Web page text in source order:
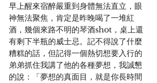
早上醒來宿醉嚴重到身體無法直立，眼
神無法聚焦，肯定是昨晚喝了一堆紅
酒，幾個來路不明的琴酒shot，桌上還
有剩下半瓶的威士忌。記不得說了什麼
糟糕的話，但記得一個熱切想要入行的
弟弟抓住我講了他的各種夢想，我誠懇
的說：「夢想的真面目，就是你長時間